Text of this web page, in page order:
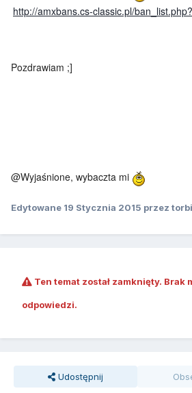
http://amxbans.cs-classic.pl/
Pozdrawiam ;]
@Wyjaśnione, wybaczta mi
Edytowane 19 Stycznia 2015 przez
Ten temat został zamknięty. Brak
odpowiedzi.
Udostępnij